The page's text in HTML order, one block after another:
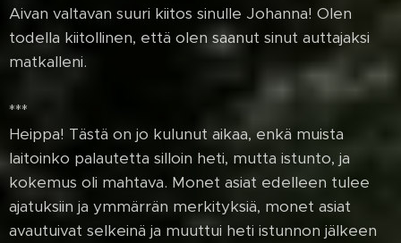
Aivan valtavan suuri kiitos sinulle Johanna! Olen
todella kiitollinen, että olen saanut sinut auttajaksi
matkalleni.
***
Heippa! Tästä on jo kulunut aikaa, enkä muista
laitoinko palautetta silloin heti, mutta istunto, ja
kokemus oli mahtava. Monet asiat edelleen tulee
ajatuksiin ja ymmärrän merkityksiä, monet asiat
avautuivat selkeinä ja muuttui heti istunnon jälkeen